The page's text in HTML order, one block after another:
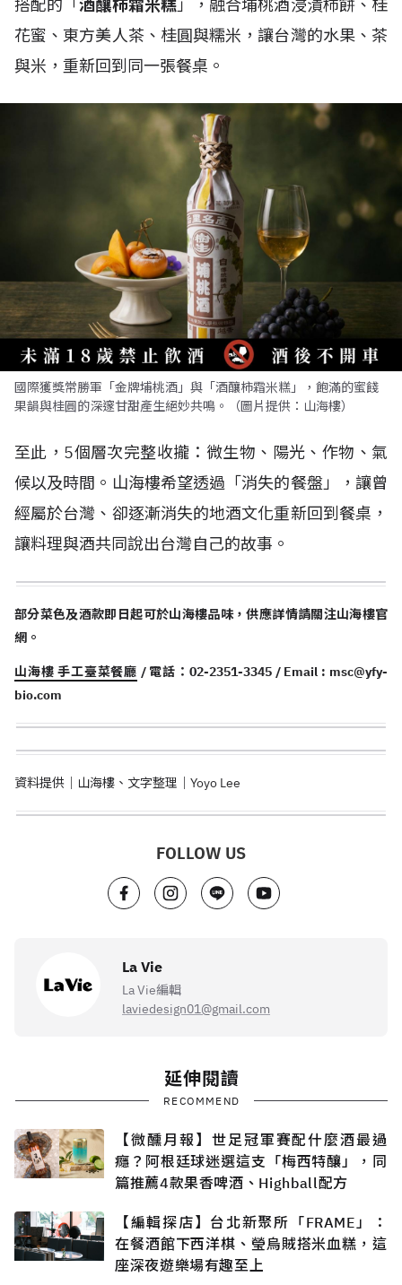
搭配的「酒釀柿霜米糕」，融合埔桃酒浸漬柿餅、桂
花蜜、東方美人茶、桂圓與糯米，讓台灣的水果、茶
與米，重新回到同一張餐桌。
國際獲獎常勝軍「金牌埔桃酒」與「酒釀柿霜米糕」，飽滿的蜜餞
果韻與桂圓的深邃甘甜產生絕妙共鳴。（圖片提供：山海樓）
至此，5個層次完整收攏：微生物、陽光、作物、氣
候以及時間。山海樓希望透過「消失的餐盤」，讓曾
經屬於台灣、卻逐漸消失的地酒文化重新回到餐桌，
讓料理與酒共同說出台灣自己的故事。
部分菜色及酒款即日起可於山海樓品味，供應詳情請關注山海樓官
網。
山海樓 手工臺菜餐廳 / 電話：02-2351-3345 / Email : msc@yfy-
bio.com
資料提供｜山海樓、文字整理｜Yoyo Lee
FOLLOW US
La Vie
La Vie編輯
laviedesign01@gmail.com
延伸閱讀
RECOMMEND
【微醺月報】世足冠軍賽配什麼酒最過
癮？阿根廷球迷選這支「梅西特釀」，同
篇推薦4款果香啤酒、Highball配方
【編輯探店】台北新聚所「FRAME」：
在餐酒館下西洋棋、瑩烏賊搭米血糕，這
座深夜遊樂場有趣至上